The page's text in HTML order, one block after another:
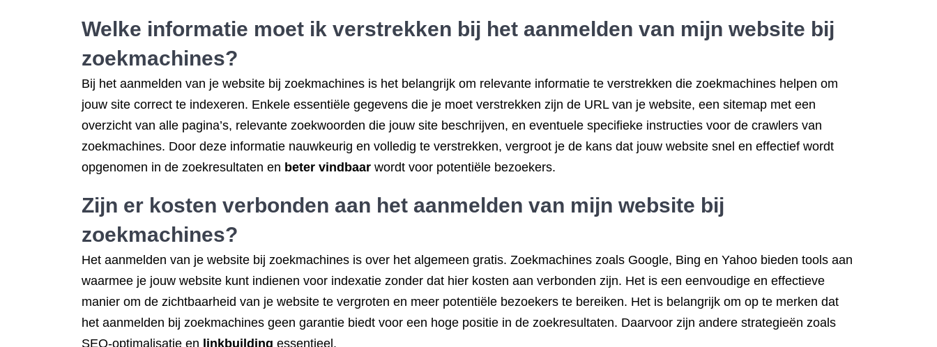
Welke informatie moet ik verstrekken bij het aanmelden van mijn website bij
zoekmachines?
Bij het aanmelden van je website bij zoekmachines is het belangrijk om relevante informatie te verstrekken die zoekmachines helpen om
jouw site correct te indexeren. Enkele essentiële gegevens die je moet verstrekken zijn de URL van je website, een sitemap met een
overzicht van alle pagina’s, relevante zoekwoorden die jouw site beschrijven, en eventuele specifieke instructies voor de crawlers van
zoekmachines. Door deze informatie nauwkeurig en volledig te verstrekken, vergroot je de kans dat jouw website snel en effectief wordt
opgenomen in de zoekresultaten en beter vindbaar wordt voor potentiële bezoekers.
Zijn er kosten verbonden aan het aanmelden van mijn website bij
zoekmachines?
Het aanmelden van je website bij zoekmachines is over het algemeen gratis. Zoekmachines zoals Google, Bing en Yahoo bieden tools aan
waarmee je jouw website kunt indienen voor indexatie zonder dat hier kosten aan verbonden zijn. Het is een eenvoudige en effectieve
manier om de zichtbaarheid van je website te vergroten en meer potentiële bezoekers te bereiken. Het is belangrijk om op te merken dat
het aanmelden bij zoekmachines geen garantie biedt voor een hoge positie in de zoekresultaten. Daarvoor zijn andere strategieën zoals
SEO-optimalisatie en linkbuilding essentieel.